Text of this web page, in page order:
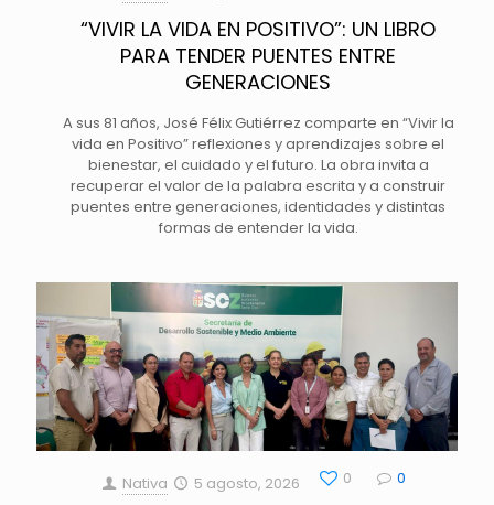
“VIVIR LA VIDA EN POSITIVO”: UN LIBRO
PARA TENDER PUENTES ENTRE
GENERACIONES
A sus 81 años, José Félix Gutiérrez comparte en “Vivir la
vida en Positivo” reflexiones y aprendizajes sobre el
bienestar, el cuidado y el futuro. La obra invita a
recuperar el valor de la palabra escrita y a construir
puentes entre generaciones, identidades y distintas
formas de entender la vida.
Nativa 5 agosto, 2026 0 0